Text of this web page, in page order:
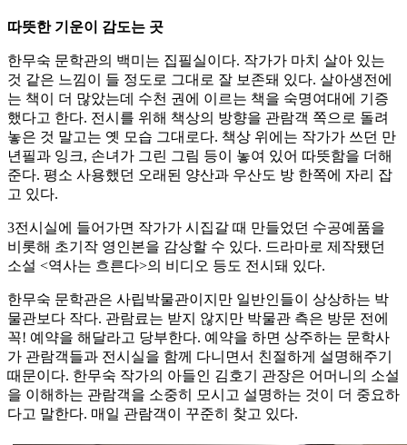
따뜻한 기운이 감도는 곳
한무숙 문학관의 백미는 집필실이다. 작가가 마치 살아 있는
것 같은 느낌이 들 정도로 그대로 잘 보존돼 있다. 살아생전에
는 책이 더 많았는데 수천 권에 이르는 책을 숙명여대에 기증
했다고 한다. 전시를 위해 책상의 방향을 관람객 쪽으로 돌려
놓은 것 말고는 옛 모습 그대로다. 책상 위에는 작가가 쓰던 만
년필과 잉크, 손녀가 그린 그림 등이 놓여 있어 따뜻함을 더해
준다. 평소 사용했던 오래된 양산과 우산도 방 한쪽에 자리 잡
고 있다.
3전시실에 들어가면 작가가 시집갈 때 만들었던 수공예품을
비롯해 초기작 영인본을 감상할 수 있다. 드라마로 제작됐던
소설 <역사는 흐른다>의 비디오 등도 전시돼 있다.
한무숙 문학관은 사립박물관이지만 일반인들이 상상하는 박
물관보다 작다. 관람료는 받지 않지만 박물관 측은 방문 전에
꼭! 예약을 해달라고 당부한다. 예약을 하면 상주하는 문학사
가 관람객들과 전시실을 함께 다니면서 친절하게 설명해주기
때문이다. 한무숙 작가의 아들인 김호기 관장은 어머니의 소설
을 이해하는 관람객을 소중히 모시고 설명하는 것이 더 중요하
다고 말한다. 매일 관람객이 꾸준히 찾고 있다.